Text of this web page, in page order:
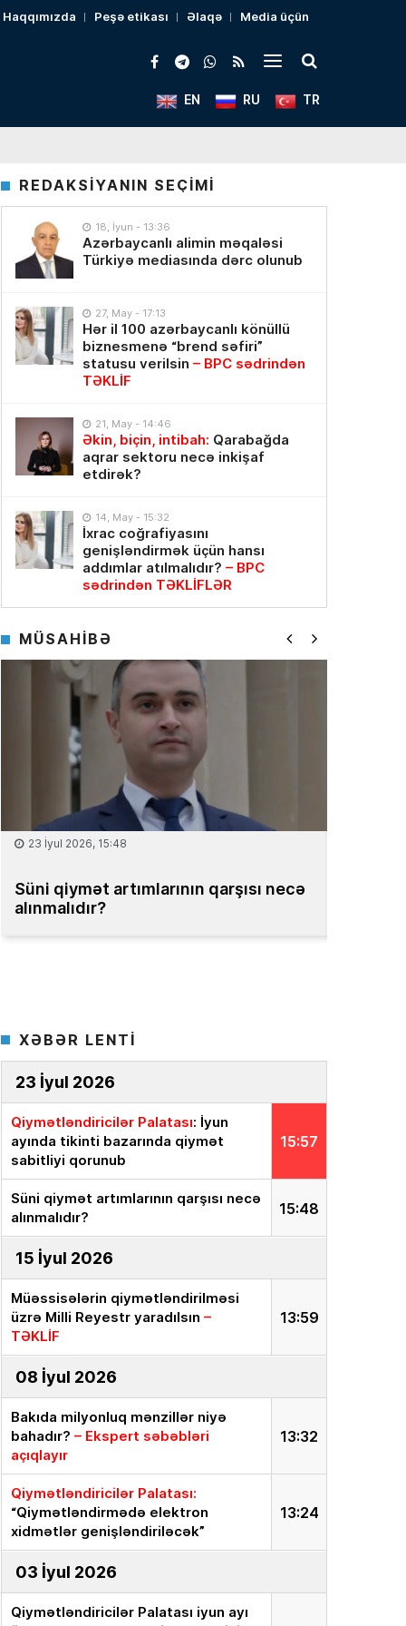
Haqqımızda Peşə etikası Əlaqə Media üçün
TR
RU
EN
REDAKSİYANIN SEÇİMİ
18, İyun - 13:36
Azərbaycanlı alimin məqaləsi
Türkiyə mediasında dərc olunub
27, May - 17:13
Hər il 100 azərbaycanlı könüllü
biznesmenə “brend səfiri”
statusu verilsin – BPC sədrindən
TƏKLİF
21, May - 14:46
Əkin, biçin, intibah: Qarabağda
aqrar sektoru necə inkişaf
etdirək?
14, May - 15:32
İxrac coğrafiyasını
genişləndirmək üçün hansı
addımlar atılmalıdır? – BPC
sədrindən TƏKLİFLƏR
MÜSAHİBƏ
15 İyul 2026, 13:59
Müəssisələrin qiymətləndirilməsi
üzrə Milli Reyestr yaradılsın
XƏBƏR LENTİ
23 İyul 2026
15:57
Qiymətləndiricilər Palatası: İyun
ayında tikinti bazarında qiymət
sabitliyi qorunub
15:48
Süni qiymət artımlarının qarşısı necə
alınmalıdır?
15 İyul 2026
13:59
Müəssisələrin qiymətləndirilməsi
üzrə Milli Reyestr yaradılsın –
TƏKLİF
08 İyul 2026
13:32
Bakıda milyonluq mənzillər niyə
bahadır? – Ekspert səbəbləri
açıqlayır
13:24
Qiymətləndiricilər Palatası:
“Qiymətləndirmədə elektron
xidmətlər genişləndiriləcək”
03 İyul 2026
Qiymətləndiricilər Palatası iyun ayı